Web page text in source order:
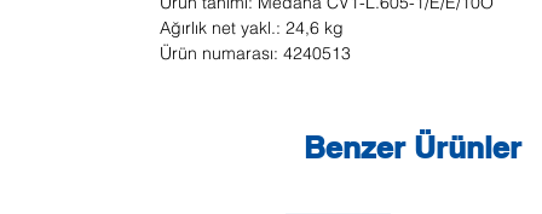
Ağırlık net yakl.: 24,6 kg
Ürün numarası: 4240513
Benzer Ürünler